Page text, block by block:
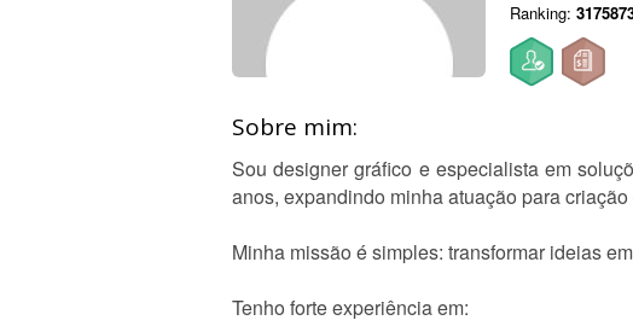
Ranking:
Sobre mim:
Sou designer gráfico e especialista em
anos, expandindo minha atuação para
Minha missão é simples: transformar ideias
Tenho forte experiência em: